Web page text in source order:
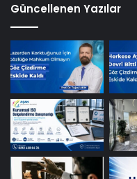
Güncellenen Yazılar